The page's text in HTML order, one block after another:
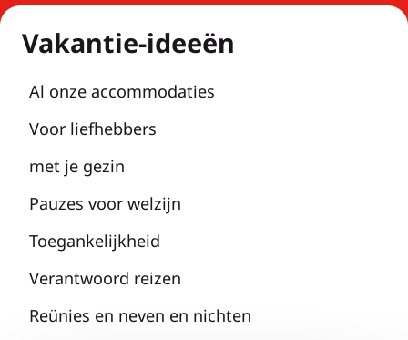
Vakantie-ideeën
Al onze accommodaties
Voor liefhebbers
met je gezin
Pauzes voor welzijn
Toegankelijkheid
Verantwoord reizen
Reünies en neven en nichten